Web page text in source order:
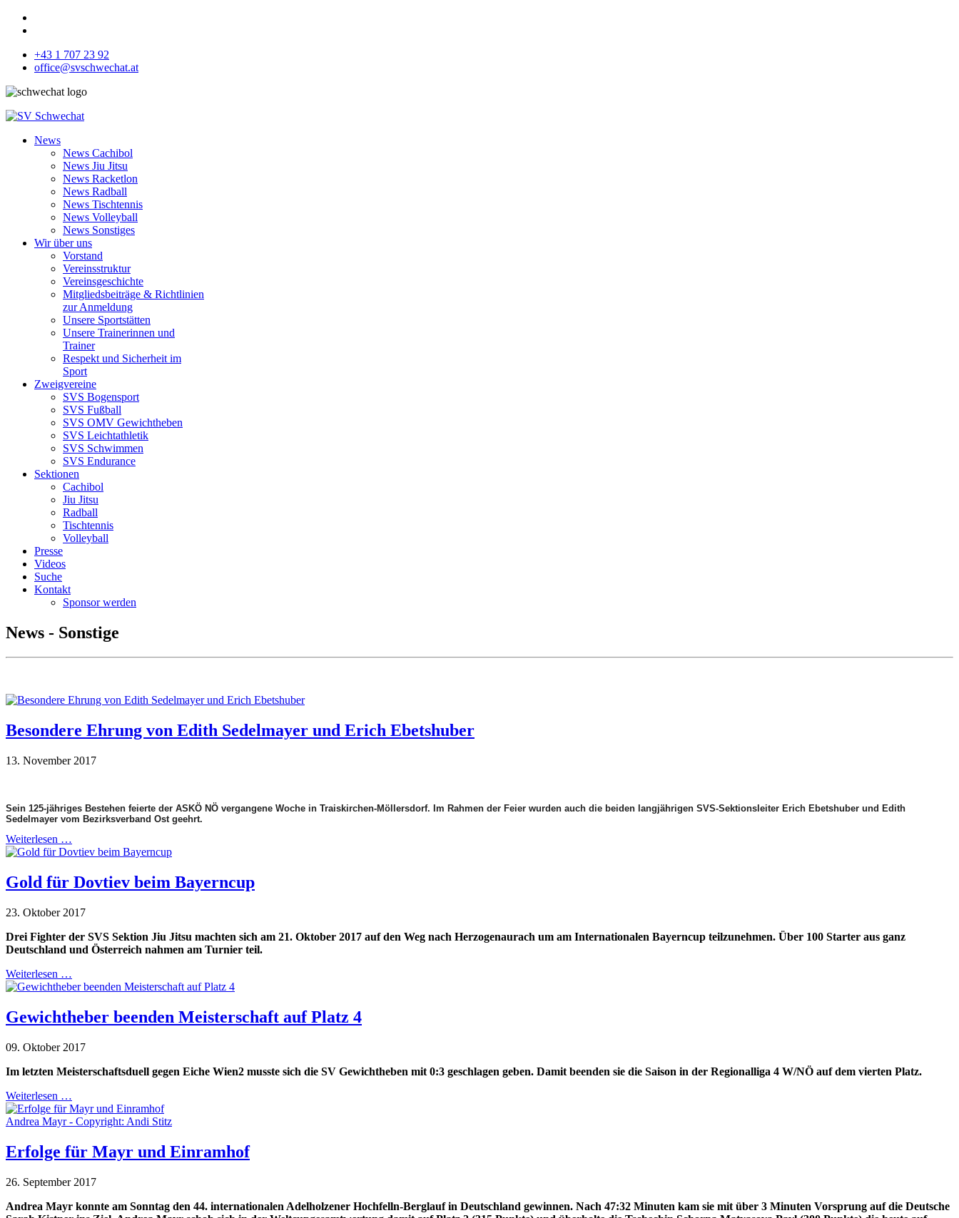
+43 1 707 23 92
office@svschwechat.at
News
News Cachibol
News Jiu Jitsu
News Racketlon
News Radball
News Tischtennis
News Volleyball
News Sonstiges
Wir über uns
Vorstand
Vereinsstruktur
Vereinsgeschichte
Mitgliedsbeiträge & Richtlinien
zur Anmeldung
Unsere Sportstätten
Unsere Trainerinnen und
Trainer
Respekt und Sicherheit im
Sport
Zweigvereine
SVS Bogensport
SVS Fußball
SVS OMV Gewichtheben
SVS Leichtathletik
SVS Schwimmen
SVS Endurance
Sektionen
Cachibol
Jiu Jitsu
Radball
Tischtennis
Volleyball
Presse
Videos
Suche
Kontakt
Sponsor werden
News - Sonstige
Besondere Ehrung von Edith Sedelmayer und Erich Ebetshuber
13. November 2017
Sein 125-jähriges Bestehen feierte der ASKÖ NÖ vergangene Woche in Traiskirchen-Möllersdorf. Im Rahmen der Feier wurden auch die beiden langjährigen SVS-Sektionsleiter Erich Ebetshuber und Edith
Sedelmayer vom Bezirksverband Ost geehrt.
Weiterlesen …
Gold für Dovtiev beim Bayerncup
23. Oktober 2017
Drei Fighter der SVS Sektion Jiu Jitsu machten sich am 21. Oktober 2017 auf den Weg nach Herzogenaurach um am Internationalen Bayerncup teilzunehmen. Über 100 Starter aus ganz
Deutschland und Österreich nahmen am Turnier teil.
Weiterlesen …
Gewichtheber beenden Meisterschaft auf Platz 4
09. Oktober 2017
Im letzten Meisterschaftsduell gegen Eiche Wien2 musste sich die SV Gewichtheben mit 0:3 geschlagen geben. Damit beenden sie die Saison in der Regionalliga 4 W/NÖ auf dem vierten Platz.
Weiterlesen …
Andrea Mayr - Copyright: Andi Stitz
Erfolge für Mayr und Einramhof
26. September 2017
Andrea Mayr konnte am Sonntag den 44. internationalen Adelholzener Hochfelln-Berglauf in Deutschland gewinnen. Nach 47:32 Minuten kam sie mit über 3 Minuten Vorsprung auf die Deutsche